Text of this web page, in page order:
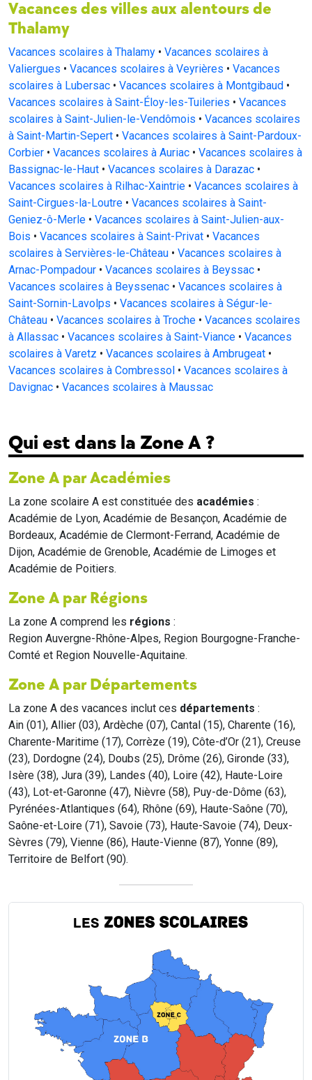
Vacances des villes aux alentours de
Thalamy
Vacances scolaires à Thalamy • Vacances scolaires à
Valiergues • Vacances scolaires à Veyrières • Vacances
scolaires à Lubersac • Vacances scolaires à Montgibaud •
Vacances scolaires à Saint-Éloy-les-Tuileries • Vacances
scolaires à Saint-Julien-le-Vendômois • Vacances scolaires
à Saint-Martin-Sepert • Vacances scolaires à Saint-Pardoux-
Corbier • Vacances scolaires à Auriac • Vacances scolaires à
Bassignac-le-Haut • Vacances scolaires à Darazac •
Vacances scolaires à Rilhac-Xaintrie • Vacances scolaires à
Saint-Cirgues-la-Loutre • Vacances scolaires à Saint-
Geniez-ô-Merle • Vacances scolaires à Saint-Julien-aux-
Bois • Vacances scolaires à Saint-Privat • Vacances
scolaires à Servières-le-Château • Vacances scolaires à
Arnac-Pompadour • Vacances scolaires à Beyssac •
Vacances scolaires à Beyssenac • Vacances scolaires à
Saint-Sornin-Lavolps • Vacances scolaires à Ségur-le-
Château • Vacances scolaires à Troche • Vacances scolaires
à Allassac • Vacances scolaires à Saint-Viance • Vacances
scolaires à Varetz • Vacances scolaires à Ambrugeat •
Vacances scolaires à Combressol • Vacances scolaires à
Davignac • Vacances scolaires à Maussac
Qui est dans la Zone A ?
Zone A par Académies
La zone scolaire A est constituée des académies :
Académie de Lyon, Académie de Besançon, Académie de
Bordeaux, Académie de Clermont-Ferrand, Académie de
Dijon, Académie de Grenoble, Académie de Limoges et
Académie de Poitiers.
Zone A par Régions
La zone A comprend les régions :
Region Auvergne-Rhône-Alpes, Region Bourgogne-Franche-
Comté et Region Nouvelle-Aquitaine.
Zone A par Départements
La zone A des vacances inclut ces départements :
Ain (01), Allier (03), Ardèche (07), Cantal (15), Charente (16),
Charente-Maritime (17), Corrèze (19), Côte-d’Or (21), Creuse
(23), Dordogne (24), Doubs (25), Drôme (26), Gironde (33),
Isère (38), Jura (39), Landes (40), Loire (42), Haute-Loire
(43), Lot-et-Garonne (47), Nièvre (58), Puy-de-Dôme (63),
Pyrénées-Atlantiques (64), Rhône (69), Haute-Saône (70),
Saône-et-Loire (71), Savoie (73), Haute-Savoie (74), Deux-
Sèvres (79), Vienne (86), Haute-Vienne (87), Yonne (89),
Territoire de Belfort (90).